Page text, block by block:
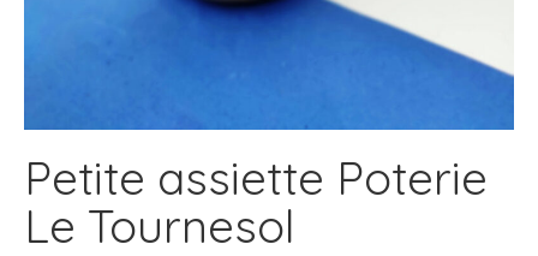
Petite assiette Poterie
Le Tournesol